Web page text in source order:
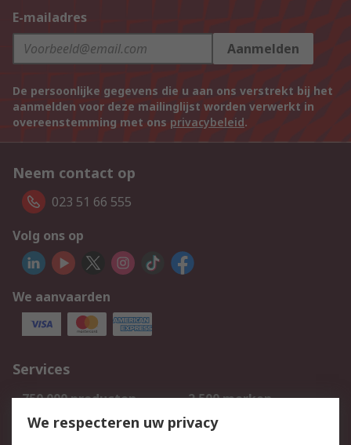
E-mailadres
Aanmelden
De persoonlijke gegevens die u aan ons verstrekt bij het
aanmelden voor deze mailinglijst worden verwerkt in
overeenstemming met ons privacybeleid.
Neem contact op
023 51 66 555
Volg ons op
We aanvaarden
Services
750.000 producten
2.500 merken
Bestellen
Inkoopoplossingen
We respecteren uw privacy